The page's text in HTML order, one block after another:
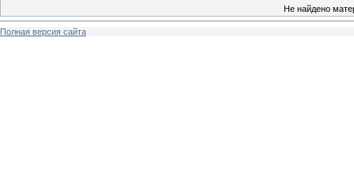
Не найдено
Полная версия сайта